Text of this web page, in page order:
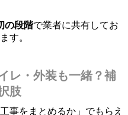
の段階で業者に共有してお
す。
レ・外装も一緒？補
肢
事をまとめるか」でもらえ